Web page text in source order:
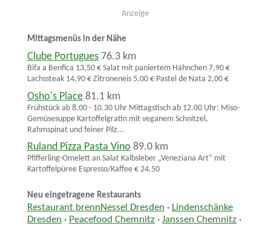
Anzeige
Mittagsmenüs in der Nähe
Clube Portugues 76.3 km
Bifa a Benfica 13,50 € Salat mit paniertem Hähnchen 7,90 €
Lachssteak 14,90 € Zitroneneis 5,00 € Pastel de Nata 2,00 €
Osho's Place 81.1 km
Frühstück ab 8.00 - 10.30 Uhr Mittagstisch ab 12.00 Uhr: Miso-
Gemüsesuppe Kartoffelgratin mit veganem Schnitzel,
Rahmspinat und feiner Pilz...
Ruland Pizza Pasta Vino 89.0 km
Pfifferling-Omelett an Salat Kalbsleber „Veneziana Art“ mit
Kartoffelpüree Espresso/Kaffee € 24,50
Neu eingetragene Restaurants
Restaurant brennNessel Dresden · Lindenschänke
Dresden · Peacefood Chemnitz· Janssen Chemnitz·